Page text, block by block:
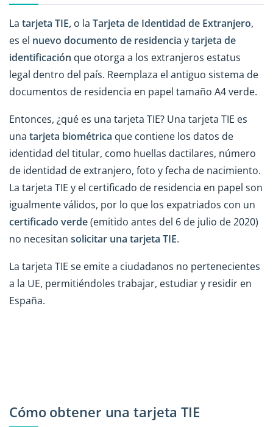
La tarjeta TIE, o la Tarjeta de Identidad de Extranjero,
es el nuevo documento de residencia ytarjeta de
identificación que otorga a los extranjeros estatus
legal dentro del país. Reemplaza el antiguo sistema de
documentos de residencia en papel tamaño A4 verde.
Entonces, ¿qué es una tarjeta TIE? Una tarjeta TIE es
una tarjeta biométrica que contiene los datos de
identidad del titular, como huellas dactilares, número
de identidad de extranjero, foto y fecha de nacimiento.
La tarjeta TIE y el certificado de residencia en papel son
igualmente válidos, por lo que los expatriados con un
certificado verde(emitido antes del 6 de julio de 2020)
no necesitan solicitar una tarjeta TIE.
La tarjeta TIE se emite a ciudadanos no pertenecientes
a la UE, permitiéndoles trabajar, estudiar y residir en
España.
Cómo obtener una tarjeta TIE